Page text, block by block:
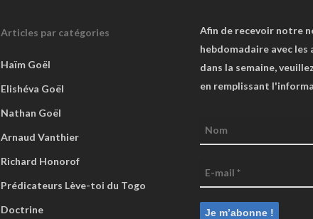
Articles par catégories
Haïm Goël
Elishéva Goël
Nathan Goël
Arnaud Vanthier
Richard Honorof
Prédicateurs Lève-toi du Togo
Doctrine
Afin de recevoir notre
hebdomadaire avec les
dans la semaine,
en remplissant